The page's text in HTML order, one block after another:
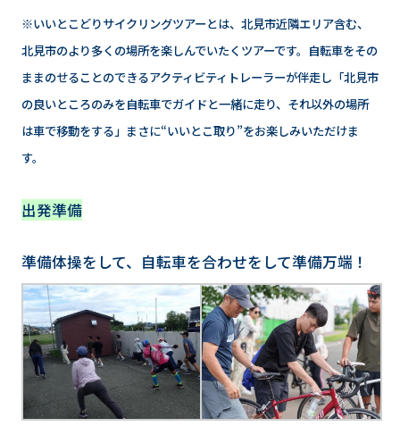
※いいとこどりサイクリングツアーとは、北見市近隣エリア含む、
北見市のより多くの場所を楽しんでいたくツアーです。自転車をその
ままのせることのできるアクティビティトレーラーが伴走し「北見市
の良いところのみを自転車でガイドと一緒に走り、それ以外の場所
は車で移動をする」まさに“いいとこ取り”をお楽しみいただけま
す。
出発準備
準備体操をして、自転車を合わせをして準備万端！